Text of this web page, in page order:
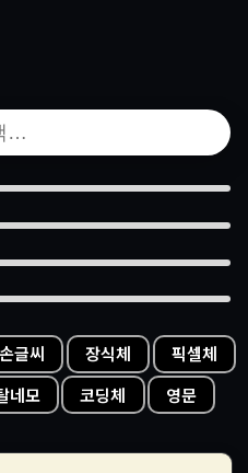
손글씨 장식체
픽셀체
네모 코딩체 영문